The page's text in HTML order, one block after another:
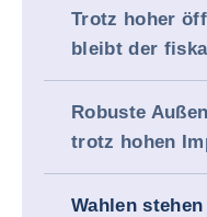
Trotz hoher
bleibt der
Robuste
trotz hohen
Wahlen